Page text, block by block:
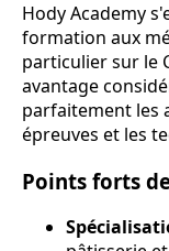
Hody Academy
formation aux
particulier sur le
avantage
parfaitement les
épreuves et les
Points forts